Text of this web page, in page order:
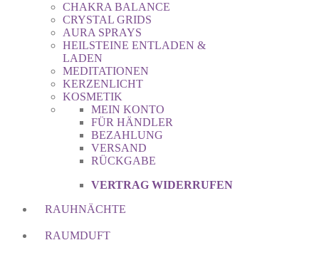
CHAKRA BALANCE
CRYSTAL GRIDS
AURA SPRAYS
HEILSTEINE ENTLADEN &
LADEN
MEDITATIONEN
KERZENLICHT
KOSMETIK
MEIN KONTO
FÜR HÄNDLER
BEZAHLUNG
VERSAND
RÜCKGABE
VERTRAG WIDERRUFEN
RAUHNÄCHTE
RAUMDUFT